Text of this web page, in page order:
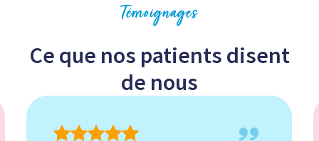
Témoignages
Ce que nos patients disent
de nous